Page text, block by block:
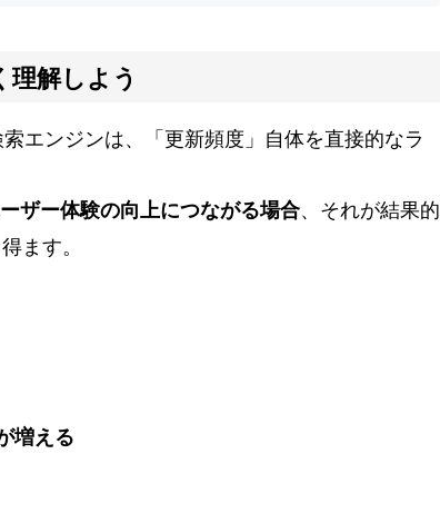
解しよう
エンジンは、「更新頻度」自体を直接的なラ
ザー体験の向上につながる場合、それが結果的
ます。
増える